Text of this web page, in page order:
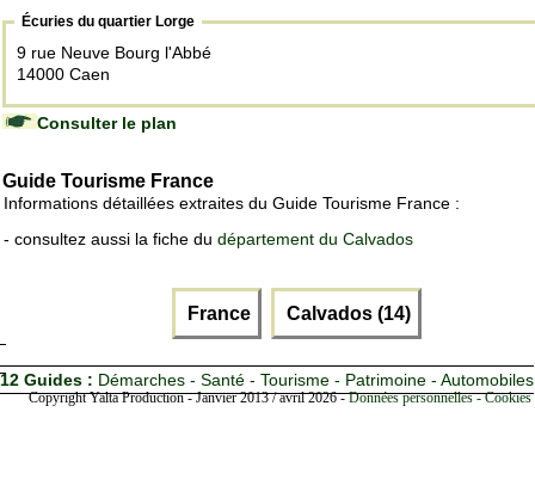
Écuries du quartier Lorge
9 rue Neuve Bourg l'Abbé
14000 Caen
Consulter le plan
Guide Tourisme France
Informations détaillées extraites du Guide Tourisme France :
- consultez aussi la fiche du département du Calvados
France Calvados (14)
12 Guides : Démarches - Santé - Tourisme - Patrimoine - Automobiles
Copyright Yalta Production - Janvier 2013 / avril 2026 -Données personnelles -